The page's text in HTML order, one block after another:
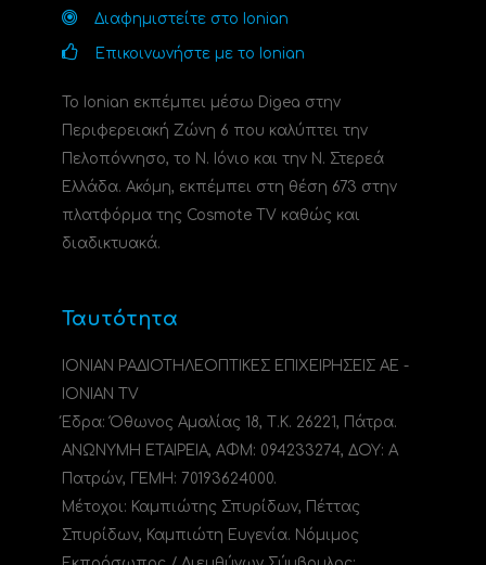
Διαφημιστείτε στο Ionian
Επικοινωνήστε με το Ionian
Το Ionian εκπέμπει μέσω Digea στην
Περιφερειακή Ζώνη 6 που καλύπτει την
Πελοπόννησο, το N. Ιόνιο και την Ν. Στερεά
Ελλάδα. Ακόμη, εκπέμπει στη θέση 673 στην
πλατφόρμα της Cosmote TV καθώς και
διαδικτυακά.
Ταυτότητα
ΙΟΝΙΑΝ ΡΑΔΙΟΤΗΛΕΟΠΤΙΚΕΣ ΕΠΙΧΕΙΡΗΣΕΙΣ ΑΕ -
IONIAN TV
Έδρα: Όθωνος Αμαλίας 18, Τ.Κ. 26221, Πάτρα.
ΑΝΩΝΥΜΗ ΕΤΑΙΡΕΙΑ, ΑΦΜ: 094233274, ΔΟΥ: A
Πατρών, ΓΕΜΗ: 70193624000.
Μέτοχοι: Καμπιώτης Σπυρίδων, Πέττας
Σπυρίδων, Καμπιώτη Ευγενία. Νόμιμος